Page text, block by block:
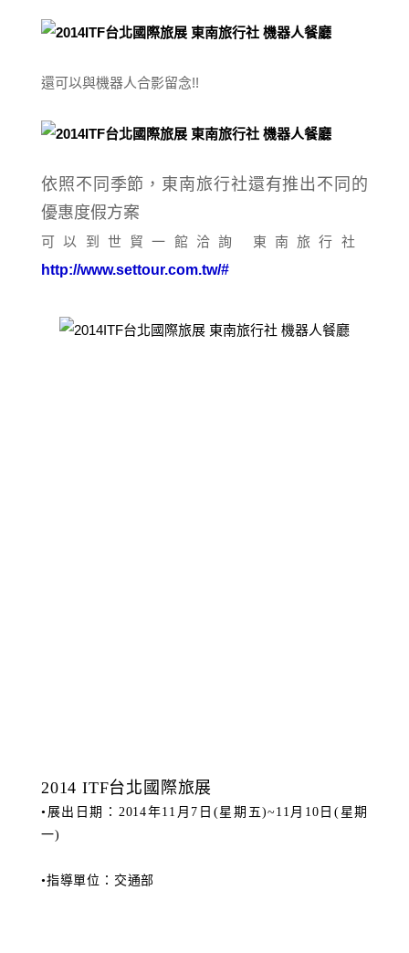
還可以與機器人合影留念!!
依照不同季節， 東南旅行社還有推出不同的
優惠度假方案
可以到世貿一館洽詢 東南旅行社
http://www.settour.com.tw/#
2014 ITF台北國際旅展
•展出日期： 2014年11 月 7 日 (星期五)~11 月 10 日 ( 星期
一)
•指導單位：交通部